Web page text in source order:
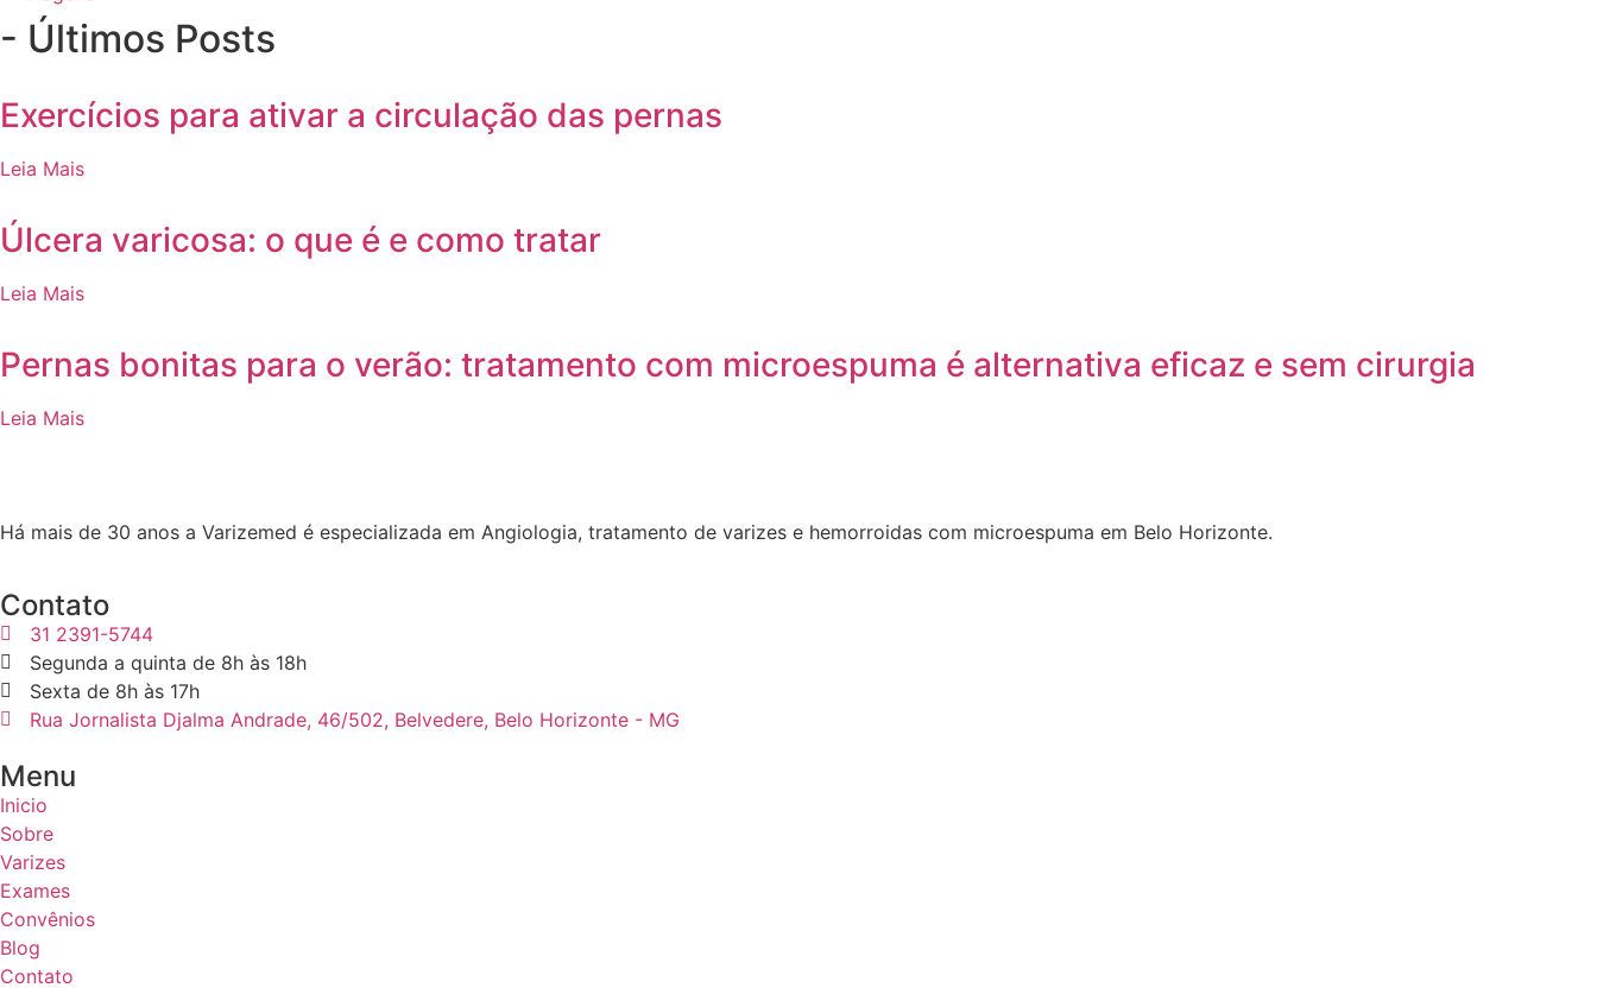
- Últimos Posts
Exercícios para ativar a circulação das pernas
Leia Mais
Úlcera varicosa: o que é e como tratar
Leia Mais
Pernas bonitas para o verão: tratamento com microespuma é alternativa eficaz e sem cirurgia
Leia Mais
Há mais de 30 anos a Varizemed é especializada em Angiologia, tratamento de varizes e hemorroidas com microespuma em Belo Horizonte.
Contato
31 2391-5744
Segunda a quinta de 8h às 18h
Sexta de 8h às 17h
Rua Jornalista Djalma Andrade, 46/502, Belvedere, Belo Horizonte - MG
Menu
Inicio
Sobre
Varizes
Exames
Convênios
Blog
Contato